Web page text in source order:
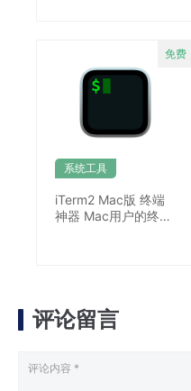
系统工具
iTerm2 Mac版 终端
神器 Mac用户的终极
评论留言